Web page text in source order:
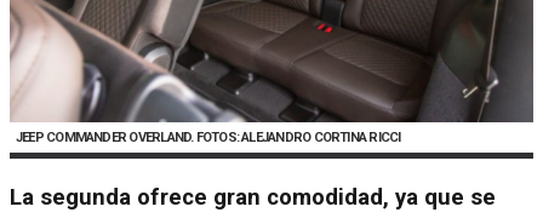
JEEP COMMANDER OVERLAND. FOTOS: ALEJANDRO CORTINA RICCI
La segunda ofrece gran comodidad, ya que se